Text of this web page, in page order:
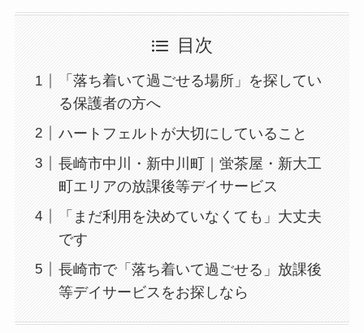
目次
「落ち着いて過ごせる場所」を探してい
る保護者の方へ
ハートフェルトが大切にしていること
長崎市中川・新中川町｜蛍茶屋・新大工
町エリアの放課後等デイサービス
「まだ利用を決めていなくても」大丈夫
です
長崎市で「落ち着いて過ごせる」放課後
等デイサービスをお探しなら